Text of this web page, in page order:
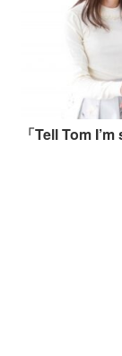
「Tell Tom